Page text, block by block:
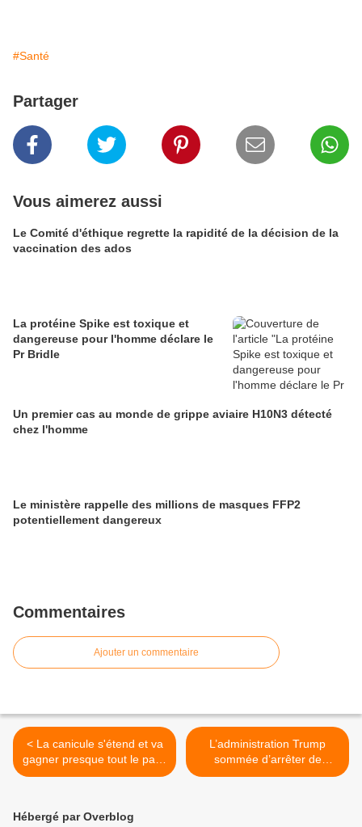
#Santé
Partager
Vous aimerez aussi
Le Comité d'éthique regrette la rapidité de la décision de la
vaccination des ados
La protéine Spike est toxique et
dangereuse pour l'homme déclare le
Pr Bridle
Un premier cas au monde de grippe aviaire H10N3 détecté
chez l'homme
Le ministère rappelle des millions de masques FFP2
potentiellement dangereux
Commentaires
Ajouter un commentaire
< La canicule s'étend et va
gagner presque tout le pays
d'ici vendredi
L’administration Trump
sommée d’arrêter de
droguer les enfants détenus
Hébergé par Overblog